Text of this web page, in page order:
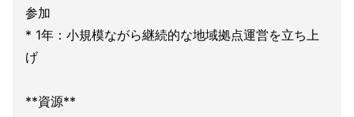
参加
* 1年：小規模ながら継続的な地域拠点運営を立ち上
げ
**資源**